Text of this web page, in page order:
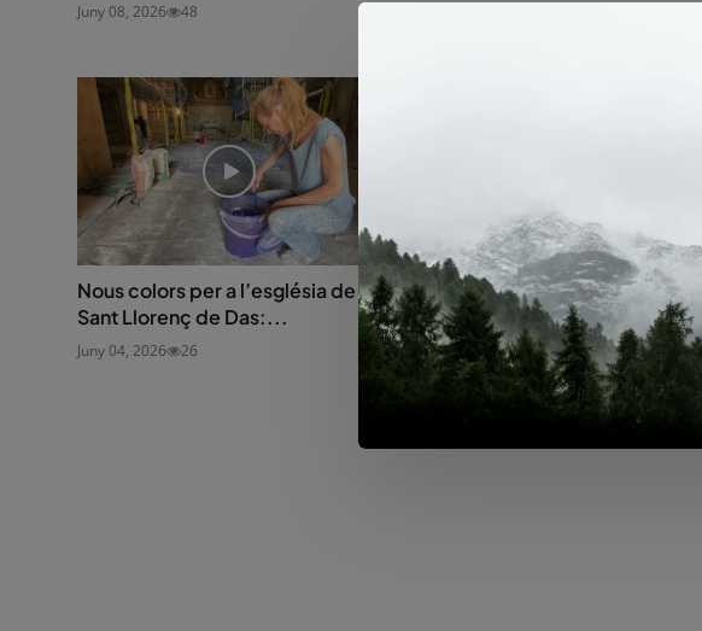
Juny 08, 2026 48
Nous colors per a l’església de
Sant Llorenç de Das:...
Juny 04, 2026 26
L’habitatge cooperatiu es dona a
conèixer al Pirineu...
Juny 11, 2026 34